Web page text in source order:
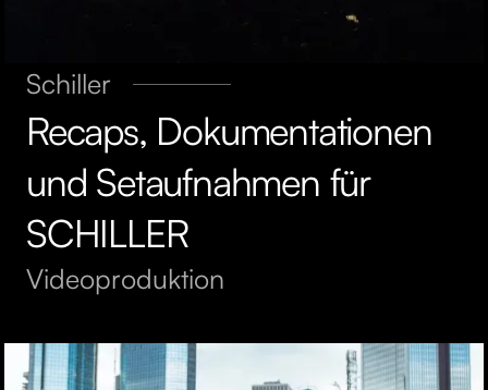
Schiller
Recaps, Dokumentationen
und Setaufnahmen für
SCHILLER
Videoproduktion